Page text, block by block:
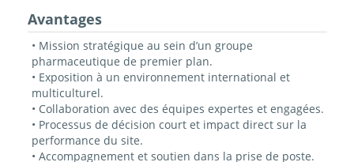
Avantages
• Mission stratégique au sein d’un groupe
pharmaceutique de premier plan.
• Exposition à un environnement international et
multiculturel.
• Collaboration avec des équipes expertes et engagées.
• Processus de décision court et impact direct sur la
performance du site.
• Accompagnement et soutien dans la prise de poste.